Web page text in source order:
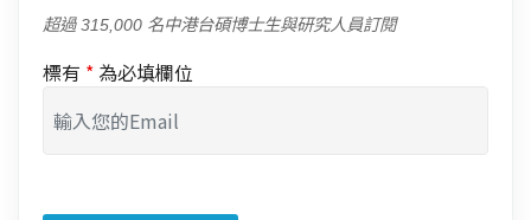
超過 315,000 名中港台碩博士生與研究人員訂閱
標有 * 為必填欄位